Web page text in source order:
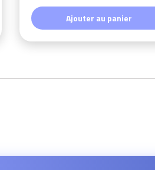
Ajouter au panier